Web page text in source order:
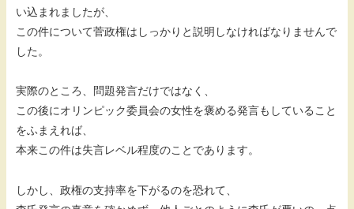
い込まれましたが、
この件について菅政権はしっかりと説明しなければなりませんで
した。
実際のところ、問題発言だけではなく、
この後にオリンピック委員会の女性を褒める発言もしていること
をふまえれば、
本来この件は失言レベル程度のことであります。
しかし、政権の支持率を下がるのを恐れて、